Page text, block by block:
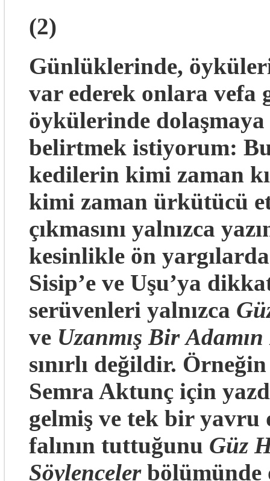
(2)
Günlüklerinde,
var ederek onlara vefa
öykülerinde
belirtmek istiyorum:
kedilerin kimi zaman
kimi zaman ürkütücü
çıkmasını yalnızca
kesinlikle ön
Sisip’e ve Uşu’ya
serüvenleri yalnızca
ve Uzanmış Bir
sınırlı değildir.
Semra Aktunç için
gelmiş ve tek bir
falının tuttuğunu Güz
Söylencelerbölümünde